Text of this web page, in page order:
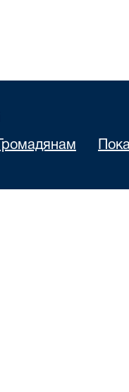
Громадянам